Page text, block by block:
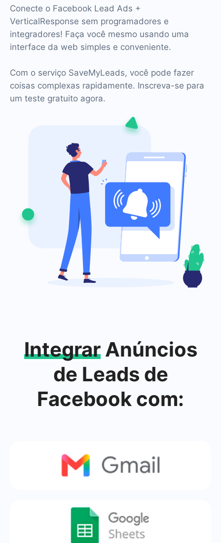
Conecte o Facebook Lead Ads +
VerticalResponse sem programadores e
integradores! Faça você mesmo usando uma
interface da web simples e conveniente.
Com o serviço SaveMyLeads, você pode fazer
coisas complexas rapidamente. Inscreva-se para
um teste gratuito agora.
IntegrarAnúncios
de Leads de
Facebook com: